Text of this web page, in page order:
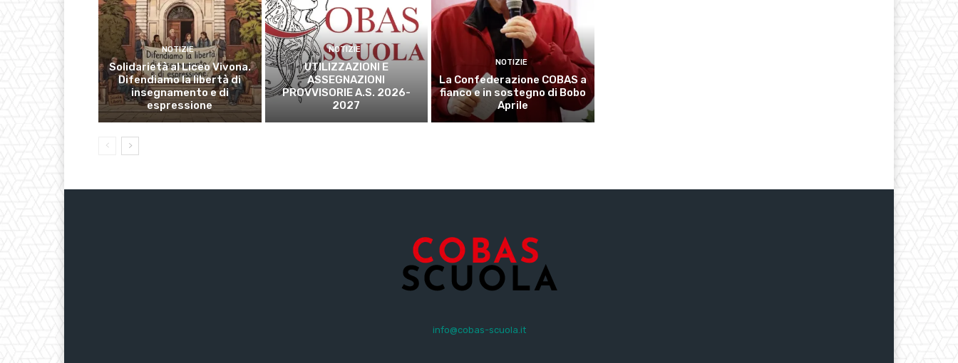
NOTIZIE
Solidarietà al Liceo Vivona.
Difendiamo la libertà di
insegnamento e di
espressione
NOTIZIE
UTILIZZAZIONI E
ASSEGNAZIONI
PROVVISORIE A.S. 2026-
2027
NOTIZIE
La Confederazione COBAS a
fianco e in sostegno di Bobo
Aprile
info@cobas-scuola.it